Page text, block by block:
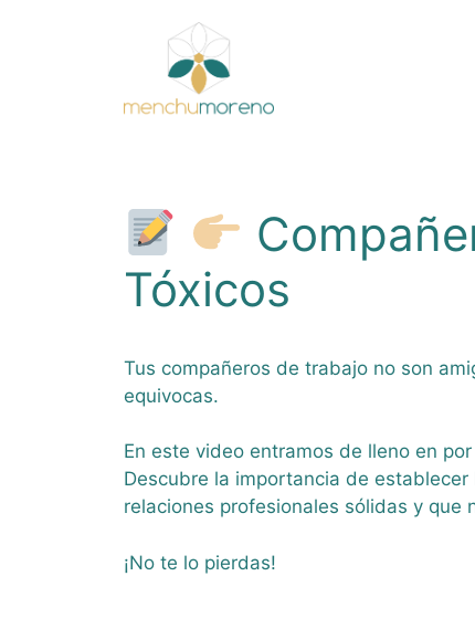
Tóxicos
Tus compañeros de trabajo no son
equivocas.
En este video entramos de lleno en
Descubre la importancia de
relaciones profesionales sólidas y que
¡No te lo pierdas!